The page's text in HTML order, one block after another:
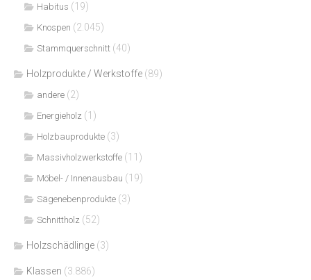
Habitus (19)
Knospen (2.045)
Stammquerschnitt (40)
Holzprodukte / Werkstoffe (89)
andere (2)
Energieholz (1)
Holzbauprodukte (3)
Massivholzwerkstoffe (11)
Möbel- / Innenausbau (19)
Sägenebenprodukte (3)
Schnittholz (52)
Holzschädlinge (3)
Klassen (3.886)